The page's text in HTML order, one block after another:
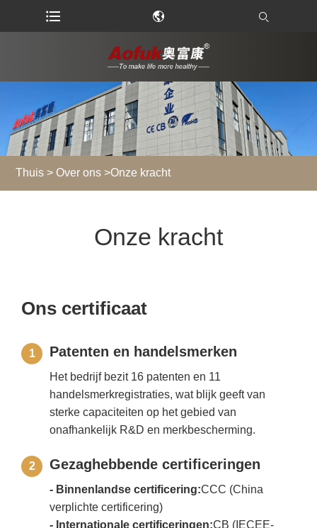
Thuis > Over ons >Onze kracht
Onze kracht
Ons certificaat
1 Patenten en handelsmerken
Het bedrijf bezit 16 patenten en 11
handelsmerkregistraties, wat blijk geeft van
sterke capaciteiten op het gebied van
onafhankelijk R&D en merkbescherming.
2 Gezaghebbende certificeringen
- Binnenlandse certificering:CCC (China
verplichte certificering)
- Internationale certificeringen:CB (IECEE-